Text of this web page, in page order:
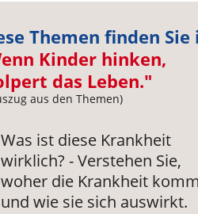
Themen finden Sie
Kinder hinken,
das Leben."
aus den Themen)
Was ist diese Krankheit
wirklich? - Verstehen Sie,
woher die Krankheit
und wie sie sich auswirkt.